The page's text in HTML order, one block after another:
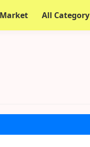
All Category